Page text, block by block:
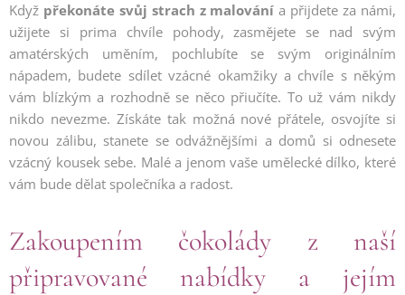
Když překonáte svůj strach z malování a přijdete za námi,
užijete si prima chvíle pohody, zasmějete se nad svým
amatérských uměním, pochlubíte se svým originálním
nápadem, budete sdílet vzácné okamžiky a chvíle s někým
vám blízkým a rozhodně se něco přiučíte. To už vám nikdy
nikdo nevezme. Získáte tak možná nové přátele, osvojíte si
novou zálibu, stanete se odvážnějšími a domů si odnesete
vzácný kousek sebe. Malé a jenom vaše umělecké dílko, které
vám bude dělat společníka a radost.
Zakoupením čokolády z naší
připravované nabídky a jejím